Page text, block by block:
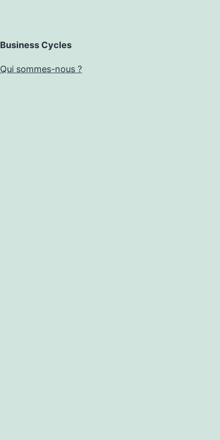
Business Cycles
Qui sommes-nous ?